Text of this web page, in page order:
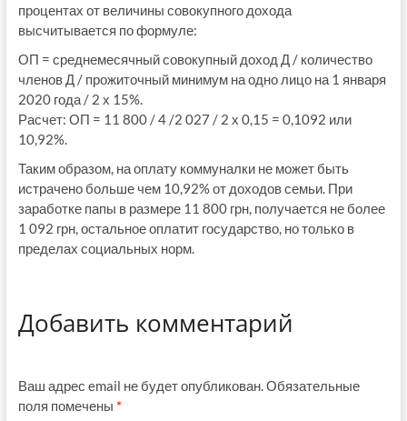
процентах от величины совокупного дохода
высчитывается по формуле:
ОП = среднемесячный совокупный доход Д / количество
членов Д / прожиточный минимум на одно лицо на 1 января
2020 года / 2 х 15%.
Расчет: ОП = 11 800 / 4 /2 027 / 2 х 0,15 = 0,1092 или
10,92%.
Таким образом, на оплату коммуналки не может быть
истрачено больше чем 10,92% от доходов семьи. При
заработке папы в размере 11 800 грн, получается не более
1 092 грн, остальное оплатит государство, но только в
пределах социальных норм.
Добавить комментарий
Ваш адрес email не будет опубликован.Обязательные
поля помечены *